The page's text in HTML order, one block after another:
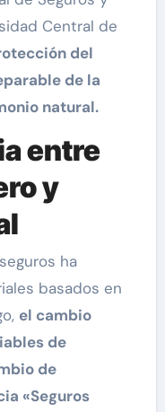
Central de
del
de la
natural.
entre
y
ha
basados en
el cambio
de
de
«Seguros